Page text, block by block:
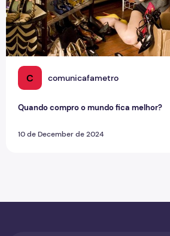
C comunicafametro
Quando compro o mundo fica melhor?
10 de December de 2024